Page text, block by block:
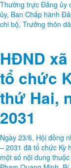
HĐND xã
tổ chức
thứ Hai,
2031
Ngày 23/6, Hội đồng
– 2031 đã tổ chức Kỳ
Phạm Quang Minh,
đồng chí Trần Tiến
tịch HĐND xã khóa